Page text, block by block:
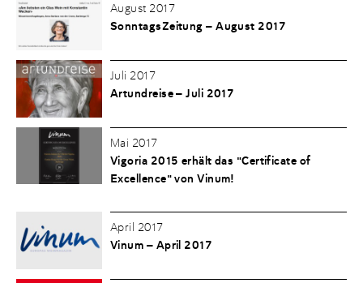
August 2017
SonntagsZeitung – August 2017
Juli 2017
Artundreise – Juli 2017
Mai 2017
Vigoria 2015 erhält das "Certificate of
Excellence" von Vinum!
April 2017
Vinum – April 2017